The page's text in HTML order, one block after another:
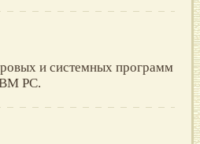
и системных программ
PC.